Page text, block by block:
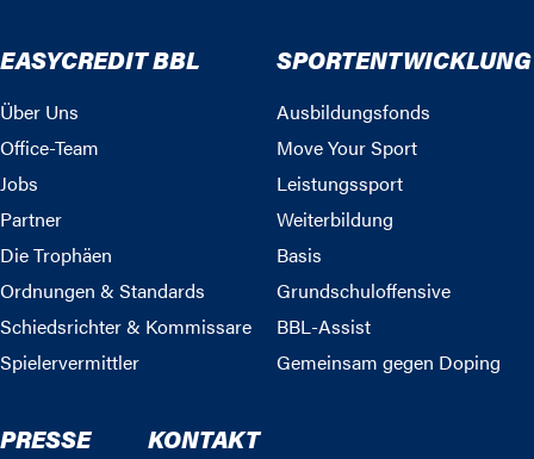
EASYCREDIT BBL
Über Uns
Office-Team
Jobs
Partner
Die Trophäen
Ordnungen & Standards
Schiedsrichter & Kommissare
Spielervermittler
SPORTENTWICKLUNG
Ausbildungsfonds
Move Your Sport
Leistungssport
Weiterbildung
Basis
Grundschuloffensive
BBL-Assist
Gemeinsam gegen Doping
PRESSE KONTAKT